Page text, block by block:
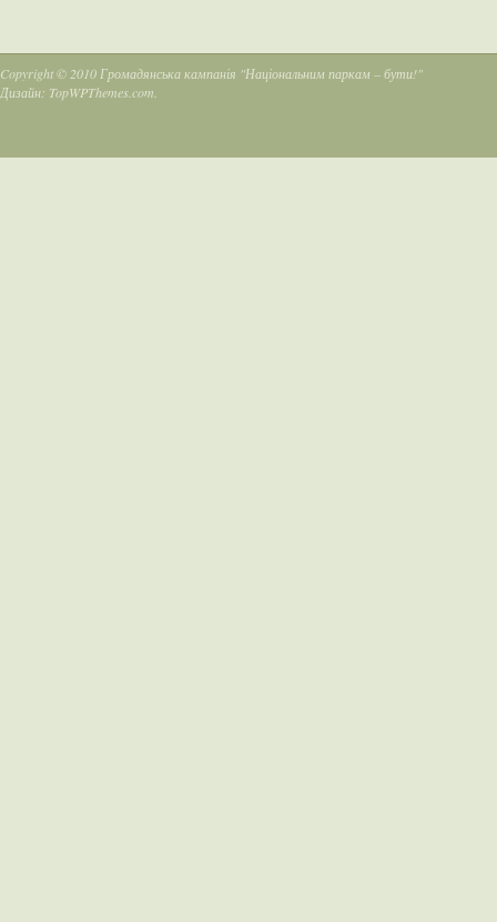
Copyright © 2010 Громадянська кампанія "Національним паркам – бути!"
Дизайн: TopWPThemes.com